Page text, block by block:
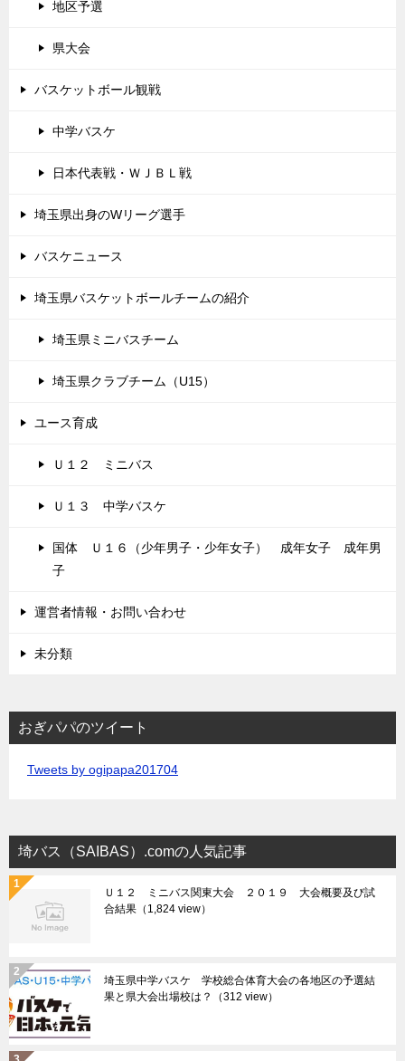
地区予選
県大会
バスケットボール観戦
中学バスケ
日本代表戦・ＷＪＢＬ戦
埼玉県出身のWリーグ選手
バスケニュース
埼玉県バスケットボールチームの紹介
埼玉県ミニバスチーム
埼玉県クラブチーム（U15）
ユース育成
Ｕ１２ ミニバス
Ｕ１３ 中学バスケ
国体 Ｕ１６（少年男子・少年女子） 成年女子 成年男
子
運営者情報・お問い合わせ
未分類
おぎパパのツイート
Tweets by ogipapa201704
埼バス（SAIBAS）.comの人気記事
Ｕ１２ ミニバス関東大会 ２０１９ 大会概要及び試
合結果 （1,824 view）
埼玉県中学バスケ 学校総合体育大会の各地区の予選結
果と県大会出場校は？
（312 view）